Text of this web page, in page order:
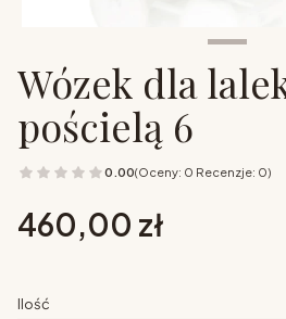
Wózek dla
pościelą 6
0.00(Oceny: 0 Recenzje: 0)
Cena
460,00 zł
Ilość